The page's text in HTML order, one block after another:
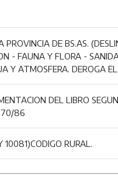
PROVINCIA DE BS.AS.
- FAUNA Y FLORA -
Y ATMOSFERA. DEROGA
DEL LIBRO
86
10081)CODIGO RURAL.